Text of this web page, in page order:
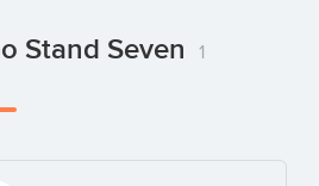
Stand Seven 1